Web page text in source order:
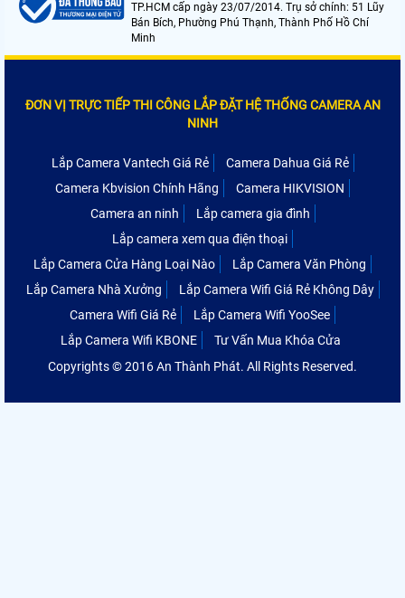
TP.HCM cấp ngày 23/07/2014. Trụ sở chính: 51 Lũy
Bán Bích, Phường Phú Thạnh, Thành Phố Hồ Chí
Minh
ĐƠN VỊ TRỰC TIẾP THI CÔNG LẮP ĐẶT HỆ THỐNG CAMERA AN
NINH
Lắp Camera Vantech Giá Rẻ
Camera Dahua Giá Rẻ
Camera Kbvision Chính Hãng
Camera HIKVISION
Camera an ninh
Lắp camera gia đình
Lắp camera xem qua điện thoại
Lắp Camera Cửa Hàng Loại Nào
Lắp Camera Văn Phòng
Lắp Camera Nhà Xưởng
Lắp Camera Wifi Giá Rẻ Không Dây
Camera Wifi Giá Rẻ
Lắp Camera Wifi YooSee
Lắp Camera Wifi KBONE
Tư Vấn Mua Khóa Cửa
Copyrights © 2016 An Thành Phát. All Rights Reserved.